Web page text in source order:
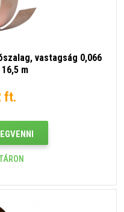
vastagság 0,066
m
ft.